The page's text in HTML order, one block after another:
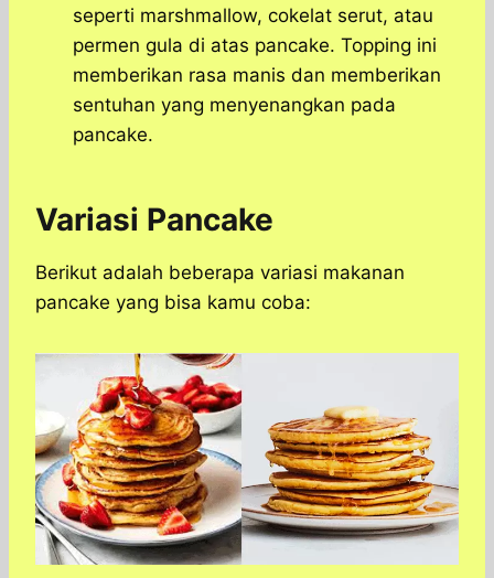
seperti marshmallow, cokelat serut, atau
permen gula di atas pancake. Topping ini
memberikan rasa manis dan memberikan
sentuhan yang menyenangkan pada
pancake.
Variasi Pancake
Berikut adalah beberapa variasi makanan
pancake yang bisa kamu coba: